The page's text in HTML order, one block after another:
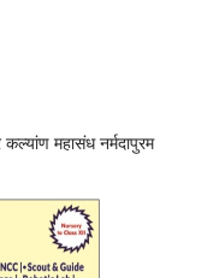
महासंध नर्मदापुरम